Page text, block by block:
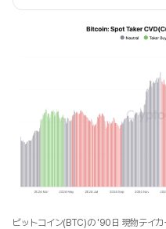
ビットコイン(BTC)の '90日 現物テイ